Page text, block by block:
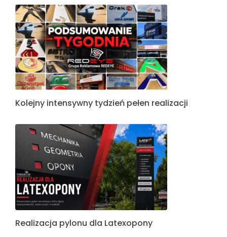
Kolejny intensywny tydzień pełen realizacji
Realizacja pylonu dla Latexopony